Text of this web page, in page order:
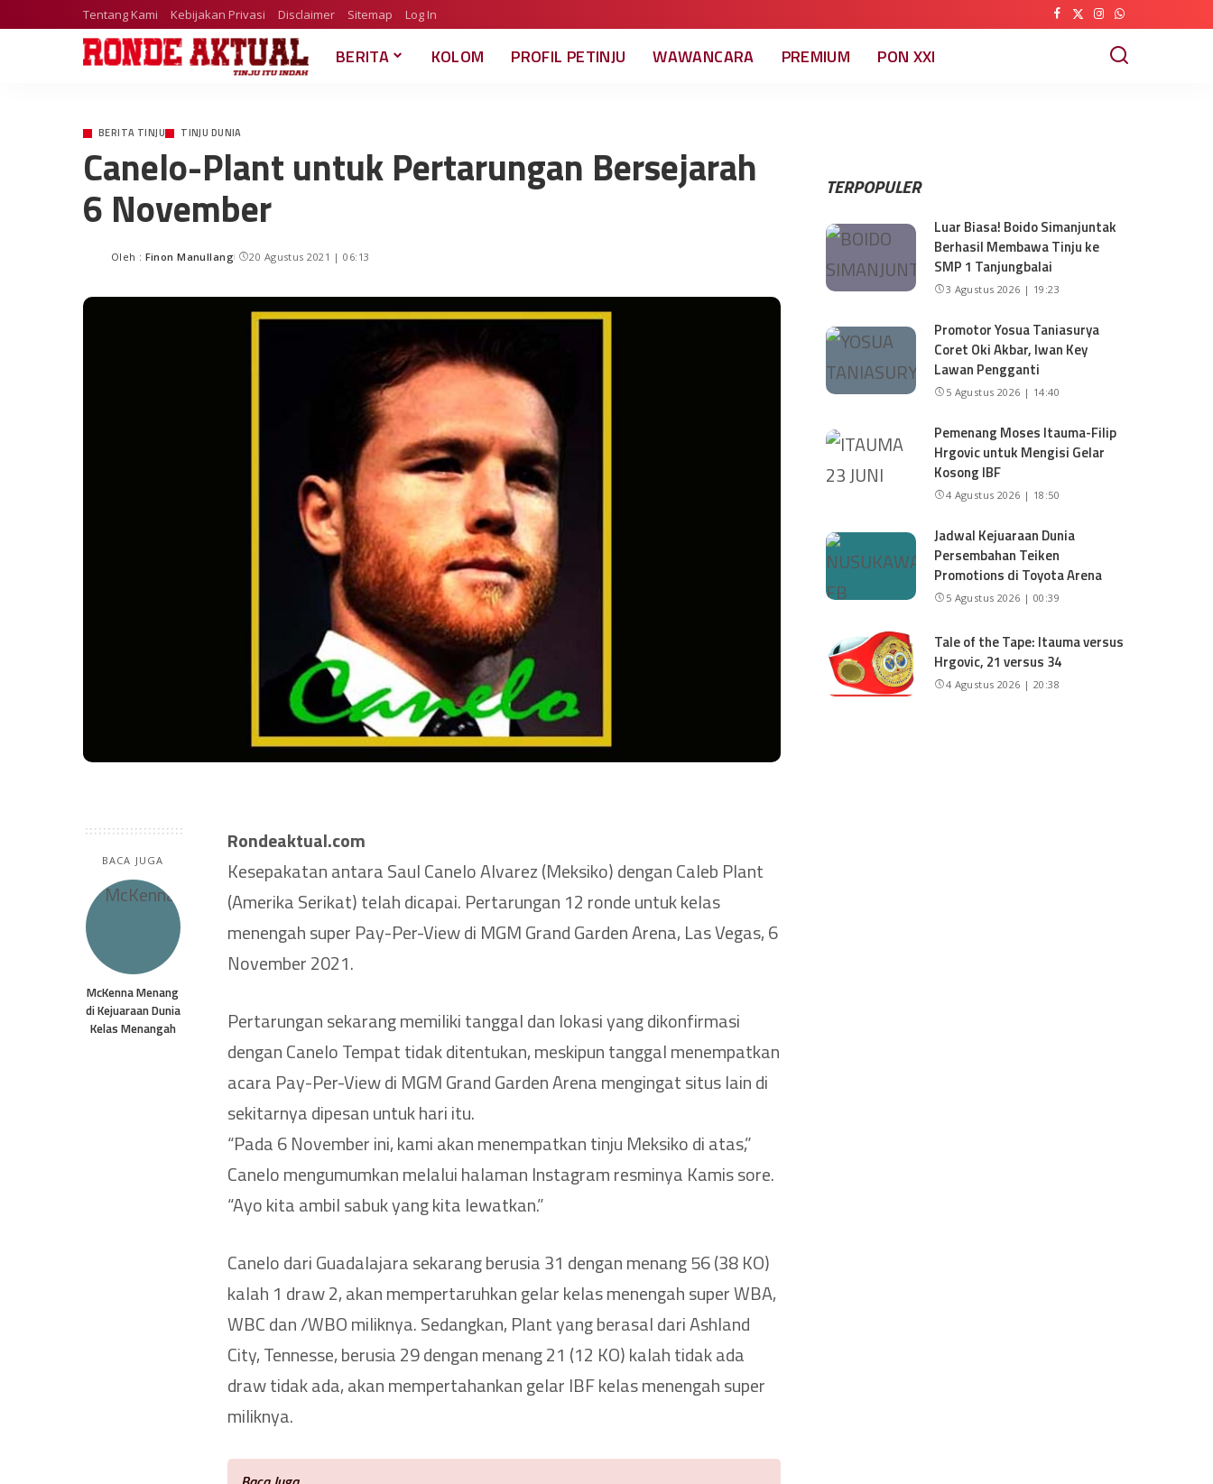
Tentang Kami Kebijakan Privasi Disclaimer Sitemap Log In
BERITA KOLOM PROFIL PETINJU WAWANCARA PREMIUM PON XXI
BERITA TINJU TINJU DUNIA
Canelo-Plant untuk Pertarungan Bersejarah
6 November
Oleh : Finon Manullang 20 Agustus 2021 | 06:13
BACA JUGA
McKenna Menang
di Kejuaraan Dunia
Kelas Menangah
Rondeaktual.com
Kesepakatan antara Saul Canelo Alvarez (Meksiko) dengan Caleb Plant
(Amerika Serikat) telah dicapai. Pertarungan 12 ronde untuk kelas
menengah super Pay-Per-View di MGM Grand Garden Arena, Las Vegas, 6
November 2021.
Pertarungan sekarang memiliki tanggal dan lokasi yang dikonfirmasi
dengan Canelo Tempat tidak ditentukan, meskipun tanggal menempatkan
acara Pay-Per-View di MGM Grand Garden Arena mengingat situs lain di
sekitarnya dipesan untuk hari itu.
“Pada 6 November ini, kami akan menempatkan tinju Meksiko di atas,”
Canelo mengumumkan melalui halaman Instagram resminya Kamis sore.
“Ayo kita ambil sabuk yang kita lewatkan.”
Canelo dari Guadalajara sekarang berusia 31 dengan menang 56 (38 KO)
kalah 1 draw 2, akan mempertaruhkan gelar kelas menengah super WBA,
WBC dan /WBO miliknya. Sedangkan, Plant yang berasal dari Ashland
City, Tennesse, berusia 29 dengan menang 21 (12 KO) kalah tidak ada
draw tidak ada, akan mempertahankan gelar IBF kelas menengah super
miliknya.
TERPOPULER
Luar Biasa! Boido Simanjuntak
Berhasil Membawa Tinju ke
SMP 1 Tanjungbalai
3 Agustus 2026 | 19:23
Promotor Yosua Taniasurya
Coret Oki Akbar, Iwan Key
Lawan Pengganti
5 Agustus 2026 | 14:40
Pemenang Moses Itauma-Filip
Hrgovic untuk Mengisi Gelar
Kosong IBF
4 Agustus 2026 | 18:50
Jadwal Kejuaraan Dunia
Persembahan Teiken
Promotions di Toyota Arena
5 Agustus 2026 | 00:39
Tale of the Tape: Itauma versus
Hrgovic, 21 versus 34
4 Agustus 2026 | 20:38